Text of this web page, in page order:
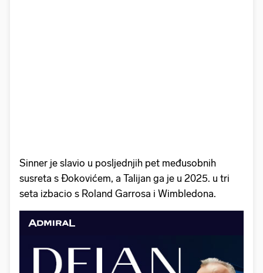
Sinner je slavio u posljednjih pet međusobnih
susreta s Đokovićem, a Talijan ga je u 2025. u tri
seta izbacio s Roland Garrosa i Wimbledona.